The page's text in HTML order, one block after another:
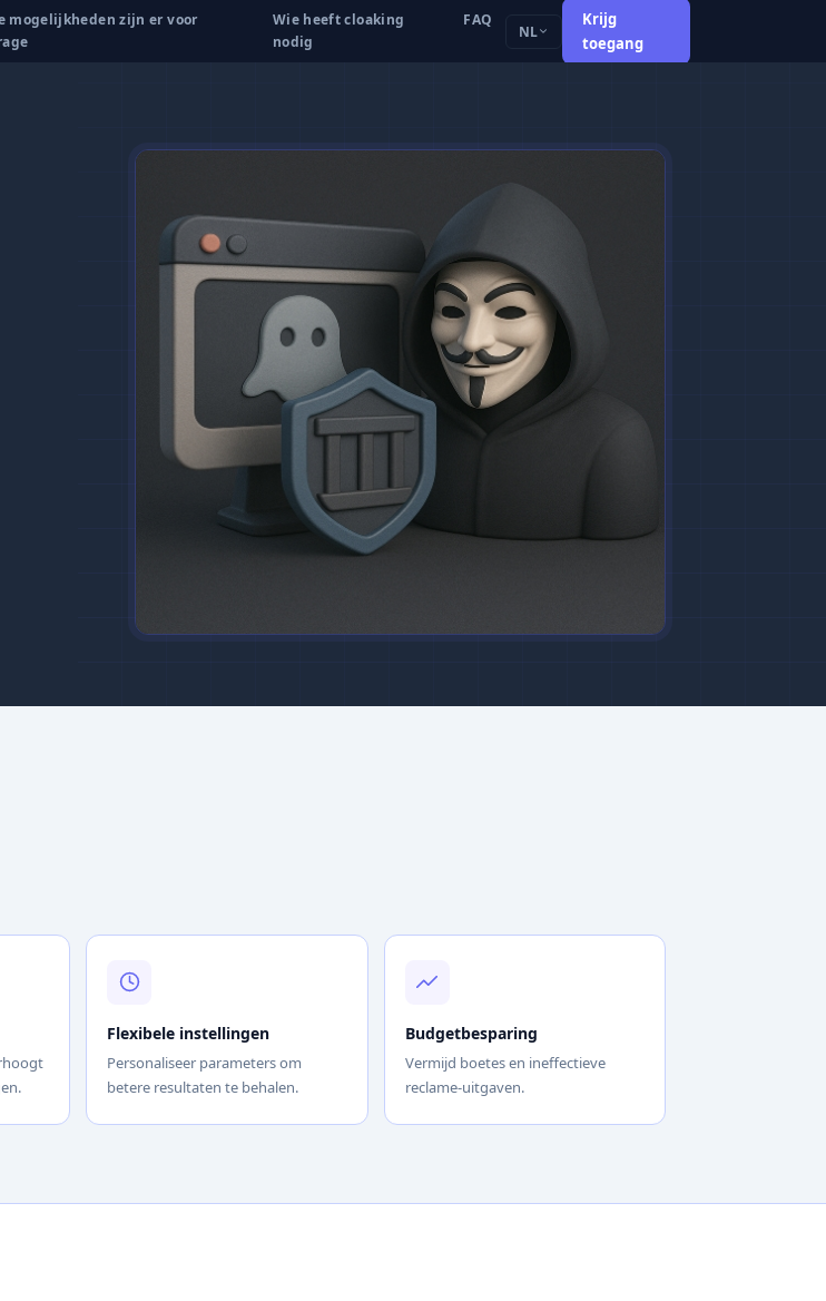
mogelijkheden zijn er voor
Wie heeft cloaking
nodig
FAQ
NL
Krijg
toegang
Flexibele instellingen
Personaliseer parameters om
betere resultaten te behalen.
Budgetbesparing
Vermijd boetes en ineffectieve
reclame-uitgaven.